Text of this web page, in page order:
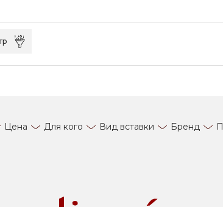
Цена Для кого Вид вставки Бренд